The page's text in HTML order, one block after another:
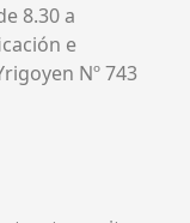
8.30 a
e
Nº 743